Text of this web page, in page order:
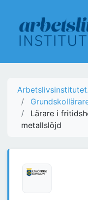
Lärare i
metallslöjd